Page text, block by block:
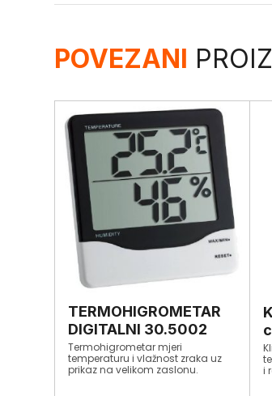
POVEZANI
TERMOHIGROMETAR
DIGITALNI 30.5002
Termohigrometar mjeri
temperaturu i vlažnost zraka uz
prikaz na velikom zaslonu.
i